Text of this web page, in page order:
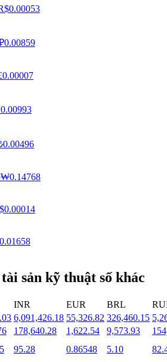
cập ngay lập tức
kiếm được các token phổ biến.
0.00053
0.00859
0.00007
0.00993
0.00496
₩0.14768
$0.00014
0.01658
sản kỹ thuật số khác
INR EUR BRL
6,091,426.18 55,326.82 326,460.15
178,640.28 1,622.54 9,573.93
95.28 0.86548 5.10